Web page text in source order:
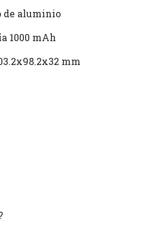
de aluminio
1000 mAh
mm